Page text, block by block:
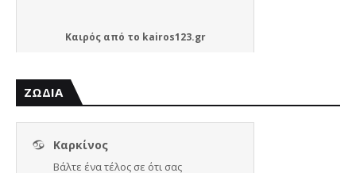
Καιρόςαπό το kairos123.gr
ΖΩΔΙΑ